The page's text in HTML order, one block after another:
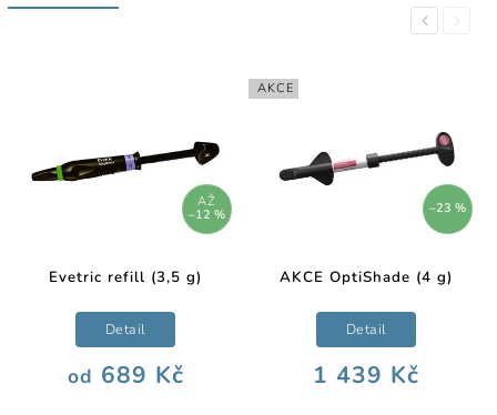
Previous
AŽ
–12 %
Evetric refill (3,5 g)
od 689 Kč
Detail
AKCE
–23 %
AKCE OptiShade (4 g)
1 439 Kč
Detail
Next